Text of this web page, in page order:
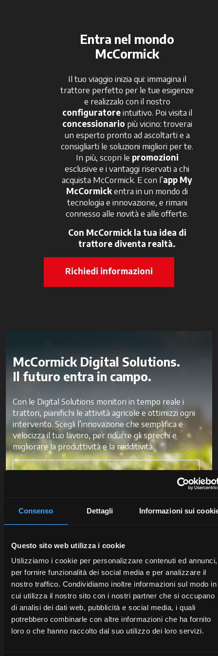
Consenso Dettagli Informazioni sui
Questo sito web utilizza i cookie
Utilizziamo i cookie per personalizzare contenuti ed annunci,
per fornire funzionalità dei social media e per analizzare il
nostro traffico. Condividiamo inoltre informazioni sul modo in
cui utilizza il nostro sito con i nostri partner che si occupano
di analisi dei dati web, pubblicità e social media, i quali
potrebbero combinarle con altre informazioni che ha fornito
loro o che hanno raccolto dal suo utilizzo dei loro servizi.
Entra nel mondo
McCormick
Il tuo viaggio inizia qui: immagina il
trattore perfetto per le tue esigenze
e realizzalo con il nostro
configuratoreintuitivo. Poi visita il
concessionario più vicino: troverai
un esperto pronto ad ascoltarti e a
consigliarti le soluzioni migliori per te.
In più, scopri le promozioni
esclusive e i vantaggi riservati a chi
acquista McCormick. E con l’app My
McCormickentra in un mondo di
tecnologia e innovazione, e rimani
connesso alle novità e alle offerte.
Con McCormick la tua idea di
trattore diventa realtà.
Richiedi informazioni
McCormick Digital Solutions.
Il futuro entra in campo.
Con le Digital Solutions monitori in tempo reale i
trattori, pianifichi le attività agricole e ottimizzi ogni
intervento. Scegli l’innovazione che semplifica e
velocizza il tuo lavoro, per ridurre gli sprechi e
migliorare la produttività e la redditività.
Scopri McCormick Digital Solutions